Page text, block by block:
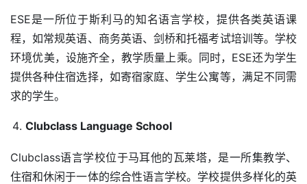
ESE是一所位于斯利马的知名语言学校，提供各类英语课
程，如常规英语、商务英语、剑桥和托福考试培训等。学校
环境优美，设施齐全，教学质量上乘。同时，ESE还为学生
提供各种住宿选择，如寄宿家庭、学生公寓等，满足不同需
求的学生。
Clubclass Language School
Clubclass语言学校位于马耳他的瓦莱塔，是一所集教学、
住宿和休闲于一体的综合性语言学校。学校提供多样化的英